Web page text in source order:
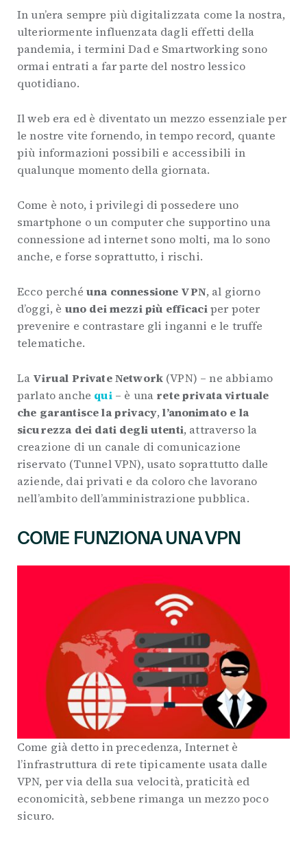
In un’era sempre più digitalizzata come la nostra,
ulteriormente influenzata dagli effetti della
pandemia, i termini Dad e Smartworking sono
ormai entrati a far parte del nostro lessico
quotidiano.
Il web era ed è diventato un mezzo essenziale per
le nostre vite fornendo, in tempo record, quante
più informazioni possibili e accessibili in
qualunque momento della giornata.
Come è noto, i privilegi di possedere uno
smartphone o un computer che supportino una
connessione ad internet sono molti, ma lo sono
anche, e forse soprattutto, i rischi.
Ecco perché una connessione VPN, al giorno
d’oggi, è uno dei mezzi più efficaciper poter
prevenire e contrastare gli inganni e le truffe
telematiche.
La Virual Private Network (VPN) – ne abbiamo
parlato anche qui– è una rete privata virtuale
che garantisce la privacy,l’anonimato e la
sicurezza dei dati degli utenti, attraverso la
creazione di un canale di comunicazione
riservato (Tunnel VPN), usato soprattutto dalle
aziende, dai privati e da coloro che lavorano
nell’ambito dell’amministrazione pubblica.
COME FUNZIONA UNA VPN
Come già detto in precedenza, Internet è
l’infrastruttura di rete tipicamente usata dalle
VPN, per via della sua velocità, praticità ed
economicità, sebbene rimanga un mezzo poco
sicuro.